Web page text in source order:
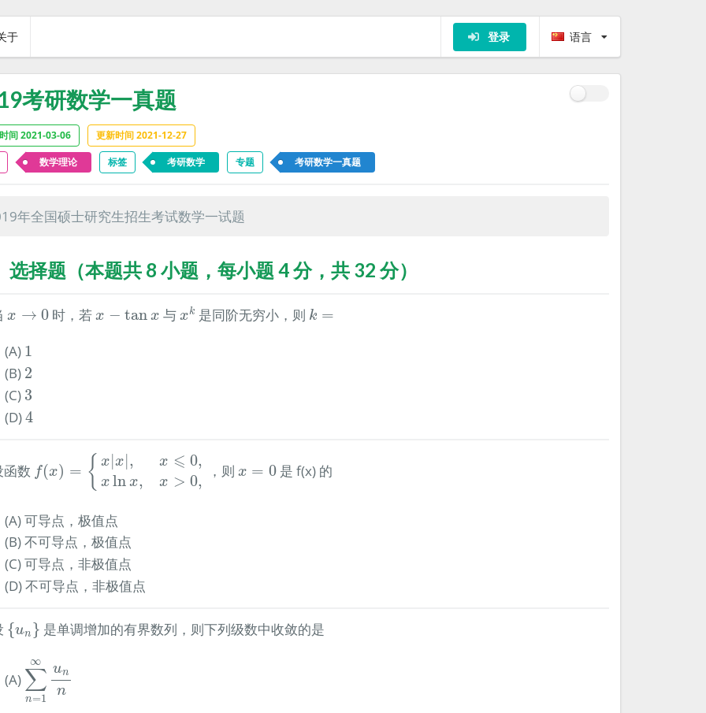
于 登录 语言
考研数学一真题
间 2021-03-06
更新时间 2021-12-27
数学理论
标签 考研数学 专题 考研数学一真题
年全国硕士研究生招生考试数学一试题
选择题（本题共 8 小题，每小题 4 分，共 32 分）
x → 0
x→ 0 时，若x − tan x
x−tanx 与 xk
k 是同阶无穷小，则 k =
k =
(A) 1
1
(B) 2
2
(C) 3
3
(D)4
4
函数 f(x) = { x x , x ⩽ 0,
x ln x, x > 0,
x| x ⩽0 x> 0
，则 x = 0
x=0 是 f(x) 的
(A) 可导点，极值点
(B) 不可导点，极值点
(C) 可导点，非极值点
(D) 不可导点，非极值点
{un }
{u } 是单调增加的有界数列，则下列级数中收敛的是
(A)
∞
∑
n=1
un
n
∑n